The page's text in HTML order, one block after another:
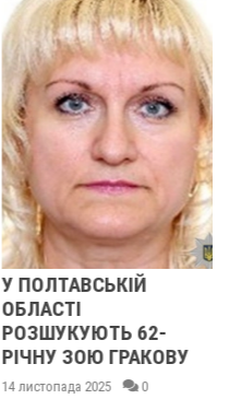
У ПОЛТАВСЬКІЙ
ОБЛАСТІ
РОЗШУКУЮТЬ 62-
РІЧНУ ЗОЮ ГРАКОВУ
14 листопада 2025 0